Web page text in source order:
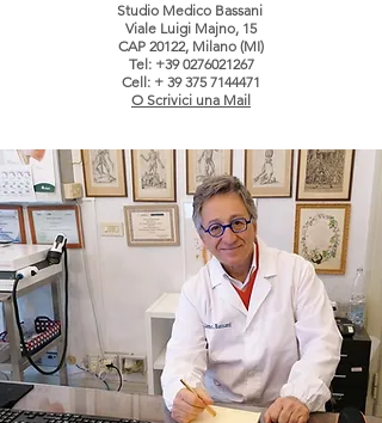
Studio Medico Bassani
Viale Luigi Majno, 15
CAP 20122, Milano (MI)
Tel: +39 0276021267
Cell: + 39 375 7144471
O Scrivici una Mail